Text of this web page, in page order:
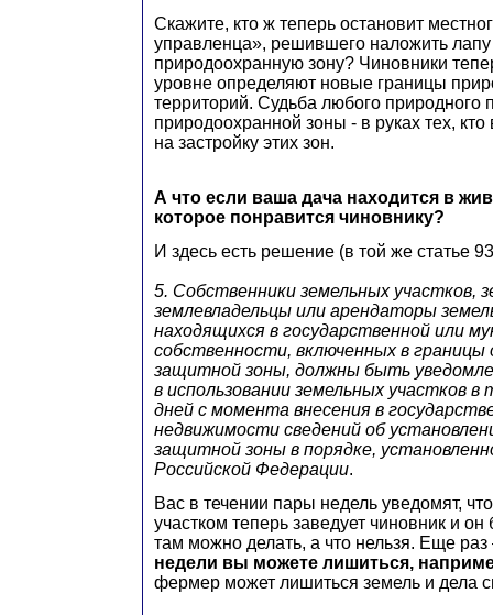
Скажите, кто ж теперь остановит
управленца», решившего наложить
природоохранную зону? Чиновники
уровне определяют новые границы
территорий. Судьба любого природного
природоохранной зоны - в руках тех,
на застройку этих зон.
А что если ваша дача находится в
которое понравится чиновнику?
И здесь есть решение (в той же статье
5. Собственники земельных участков,
землевладельцы или арендаторы
находящихся в государственной или
собственности, включенных в границы
защитной зоны, должны быть
в использовании земельных участков
дней с момента внесения в
недвижимости сведений об
защитной зоны в порядке,
Российской Федерации.
Вас в течении пары недель уведомят,
участком теперь заведует чиновник и
там можно делать, а что нельзя. Еще
недели вы можете лишиться,
фермер может лишиться земель и дела